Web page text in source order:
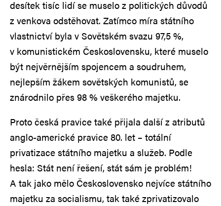
desítek tisíc lidí se muselo z politických důvodů
z venkova odstěhovat. Zatímco míra státního
vlastnictví byla v Sovětském svazu 97,5 %,
v komunistickém Československu, které muselo
být nejvěrnějším spojencem a soudruhem,
nejlepším žákem sovětských komunistů, se
znárodnilo přes 98 % veškerého majetku.
Proto česká pravice také přijala další z atributů
anglo-americké pravice 80. let – totální
privatizace státního majetku a služeb. Podle
hesla: Stát není řešení, stát sám je problém!
A tak jako mělo Československo nejvíce státního
majetku za socialismu, tak také zprivatizovalo